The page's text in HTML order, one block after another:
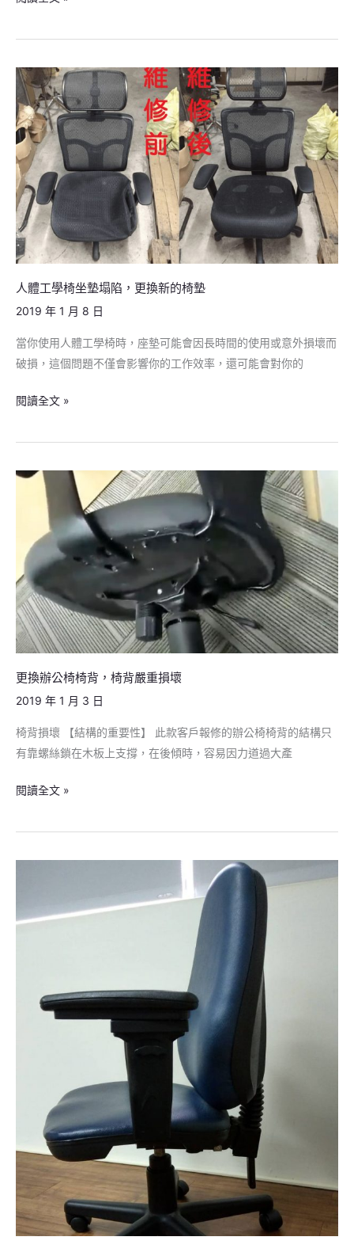
人體工學椅坐墊塌陷，更換新的椅墊
2019 年 1 月 8 日
當你使用人體工學椅時，座墊可能會因長時間的使用或意外損壞而
破損，這個問題不僅會影響你的工作效率，還可能會對你的
人
體
工
學
椅
坐
墊
塌
陷，
更
換
椅
墊
閱讀全文 »
更換辦公椅椅背，椅背嚴重損壞
2019 年 1 月 3 日
椅背損壞 【結構的重要性】 此款客戶報修的辦公椅椅背的結構只
有靠螺絲鎖在木板上支撐，在後傾時，容易因力道過大產
更
椅
椅
背，
椅
背
重
損
壞
閱讀全文 »
月
盤
就
壞